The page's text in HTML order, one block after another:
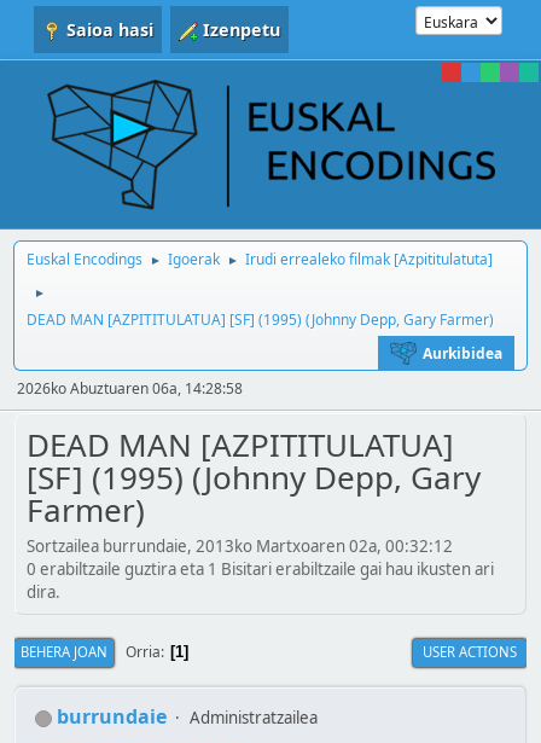
Saioa hasi Izenpetu
Euskal Encodings ► Igoerak ► Irudi errealeko filmak [Azpititulatuta]
►
DEAD MAN [AZPITITULATUA] [SF] (1995) (Johnny Depp, Gary Farmer)
Aurkibidea
2026ko Abuztuaren 06a, 14:28:58
DEAD MAN [AZPITITULATUA]
[SF] (1995) (Johnny Depp, Gary
Farmer)
Sortzailea burrundaie, 2013ko Martxoaren 02a, 00:32:12
0 erabiltzaile guztira eta 1 Bisitari erabiltzaile gai hau ikusten ari
dira.
BEHERA JOAN Orria 1 USER ACTIONS
burrundaie Administratzailea